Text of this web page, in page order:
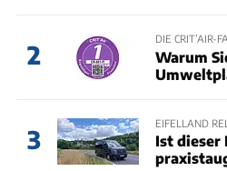
2
DIE CRIT’AIR-
Warum
3
EIFELLAND
Ist dieser